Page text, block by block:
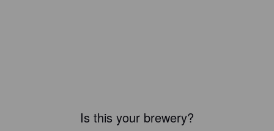
Is this your brewery?